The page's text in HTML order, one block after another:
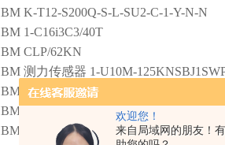
欢迎您！
来自局域网的朋友！
K-T12-S200Q-S-L-SU2-C-1-Y-N-N
1-C16i3C3/40T
CLP/62KN
测力传感器 1-U10M-
放大器 1-MP55DP
1-ED03/50KN+K-
1-MX440B